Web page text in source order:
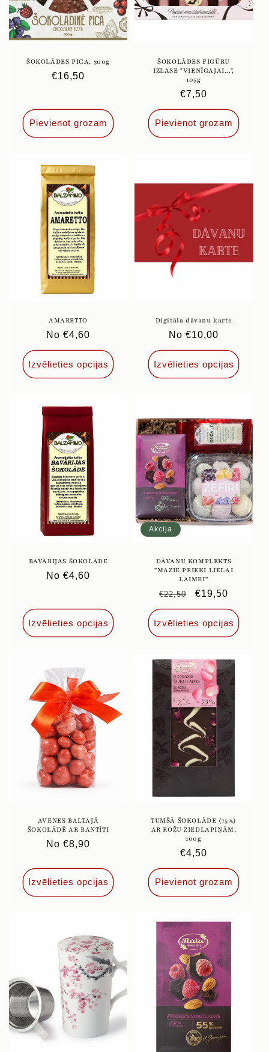
ŠOKOLĀDES PICA, 300g
Parastā
€16,50
Pievienot grozam
ŠOKOLĀDES FIGŪRU
IZLASE "VIENĪGAJAI...",
105g
Parastā
cena
€7,50
Pievienot grozam
AMARETTO
Parastā
cena
No €4,60
Izvēlieties opcijas
Digitāla dāvanu karte
Parastā
cena
No €10,00
Izvēlieties opcijas
BAVĀRIJAS ŠOKOLĀDE
Parastā
No €4,60
Izvēlieties opcijas
Akcija
DĀVANU KOMPLEKTS
''MAZIE PRIEKI LIELAI
LAIMEI''
Parastā
cena
€22,50
Pārdošanas
cena
€19,50
Izvēlieties opcijas
AVENES BALTAJĀ
ŠOKOLĀDĒ AR BANTĪTI
Parastā
No €8,90
Izvēlieties opcijas
TUMŠĀ ŠOKOLĀDE (75%)
AR ROŽU ZIEDLAPIŅĀM,
100g
Parastā
cena
€4,50
Pievienot grozam